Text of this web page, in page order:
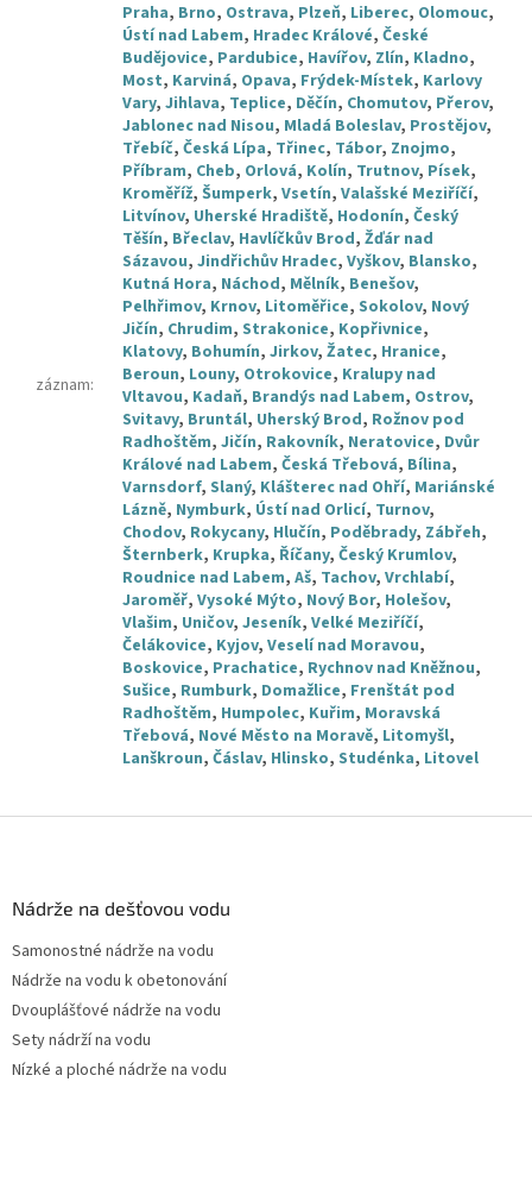
záznam:
Praha, Brno, Ostrava, Plzeň, Liberec, Olomouc,
Ústí nad Labem, Hradec Králové, České
Budějovice, Pardubice, Havířov, Zlín, Kladno,
Most, Karviná, Opava, Frýdek-Místek, Karlovy
Vary, Jihlava, Teplice, Děčín, Chomutov, Přerov,
Jablonec nad Nisou, Mladá Boleslav, Prostějov,
Třebíč, Česká Lípa, Třinec, Tábor, Znojmo,
Příbram, Cheb, Orlová, Kolín, Trutnov, Písek,
Kroměříž, Šumperk, Vsetín, Valašské Meziříčí,
Litvínov, Uherské Hradiště, Hodonín, Český
Těšín, Břeclav, Havlíčkův Brod, Žďár nad
Sázavou, Jindřichův Hradec, Vyškov, Blansko,
Kutná Hora, Náchod, Mělník, Benešov,
Pelhřimov, Krnov, Litoměřice, Sokolov, Nový
Jičín, Chrudim, Strakonice, Kopřivnice,
Klatovy, Bohumín, Jirkov, Žatec, Hranice,
Beroun, Louny, Otrokovice, Kralupy nad
Vltavou, Kadaň, Brandýs nad Labem, Ostrov,
Svitavy, Bruntál, Uherský Brod, Rožnov pod
Radhoštěm, Jičín, Rakovník, Neratovice, Dvůr
Králové nad Labem, Česká Třebová, Bílina,
Varnsdorf, Slaný, Klášterec nad Ohří, Mariánské
Lázně, Nymburk, Ústí nad Orlicí, Turnov,
Chodov, Rokycany, Hlučín, Poděbrady, Zábřeh,
Šternberk, Krupka, Říčany, Český Krumlov,
Roudnice nad Labem, Aš, Tachov, Vrchlabí,
Jaroměř, Vysoké Mýto, Nový Bor, Holešov,
Vlašim, Uničov, Jeseník, Velké Meziříčí,
Čelákovice, Kyjov, Veselí nad Moravou,
Boskovice, Prachatice, Rychnov nad Kněžnou,
Sušice, Rumburk, Domažlice, Frenštát pod
Radhoštěm, Humpolec, Kuřim, Moravská
Třebová, Nové Město na Moravě, Litomyšl,
Lanškroun, Čáslav, Hlinsko, Studénka, Litovel
Nádrže na dešťovou vodu
Samonostné nádrže na vodu
Nádrže na vodu k obetonování
Dvouplášťové nádrže na vodu
Sety nádrží na vodu
Nízké a ploché nádrže na vodu